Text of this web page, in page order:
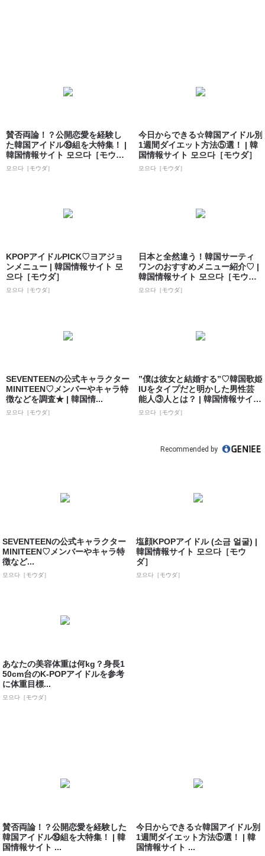
賛否両論！？公開恋愛を経験し
た韓国アイドル⑲組を大特集！ |
韓国情報サイト 모으다［モウ
ダ］
모으다［モウダ］
今日からできる☆韓国アイドル別
1週間ダイエット方法⑤選！ | 韓
国情報サイト 모으다［モウダ］
모으다［モウダ］
KPOPアイドルPICK♡ヨアジョ
ンメニュー | 韓国情報サイト 모
으다［モウダ］
모으다［モウダ］
日本と全然違う！韓国サーティ
ワンのおすすめメニュー紹介♡ |
韓国情報サイト 모으다［モウ
ダ］
모으다［モウダ］
SEVENTEENの公式キャラクター
MINITEEN♡メンバーやキャラ特
徴などを調査★ | 韓国情...
모으다［モウダ］
”僕は彼女と結婚する”♡韓国歌姫
IUをタイプだと明かした男性芸
能人③人とは？ | 韓国情報サイト
...
모으다［モウダ］
Recommended by
SEVENTEENの公式キャラクター
MINITEEN♡メンバーやキャラ特
徴など...
모으다［モウダ］
塩顔KPOPアイドル (소금 얼굴) |
韓国情報サイト 모으다［モウ
ダ］
모으다［モウダ］
あなたの美容体重は何kg？身長1
50cm台のK-POPアイドルを参考
に体重目標...
모으다［モウダ］
賛否両論！？公開恋愛を経験した
韓国アイドル⑲組を大特集！ | 韓
国情報サイト ...
今日からできる☆韓国アイドル別
1週間ダイエット方法⑤選！ | 韓
国情報サイト ...